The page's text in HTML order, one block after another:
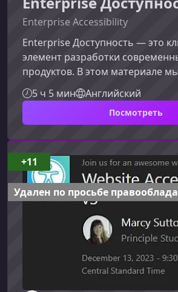
Enterprise Accessibility
Enterprise Доступность — это
элемент разработки
продуктов. В этом материале
разберём, как внедрять
процессов, технологий и
культуры, чтобы каждый
интерфейсами.Что такое
корпоративной
— это набор практик и
обеспечивающих удобное и
использование
5 ч 5 мин Английский
Посмотреть
+11
Удален по просьбе